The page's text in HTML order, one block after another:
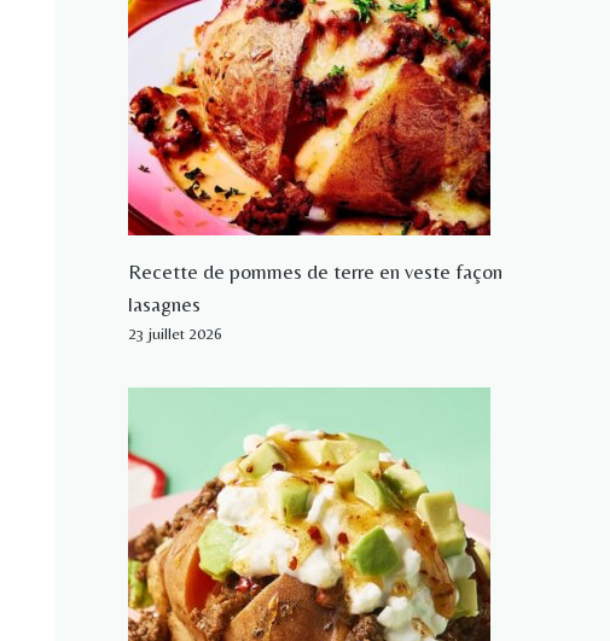
Recette de pommes de terre en veste façon
lasagnes
23 juillet 2026